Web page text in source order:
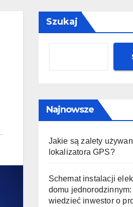
Szukaj
Najnowsze
Jakie są zalety
lokalizatora GPS?
Schemat instalacji
domu
wiedzieć inwestor o